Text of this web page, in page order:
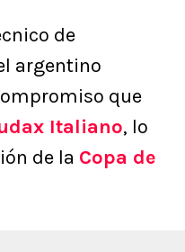
de
argentino
que
Italiano, lo
de la Copa de